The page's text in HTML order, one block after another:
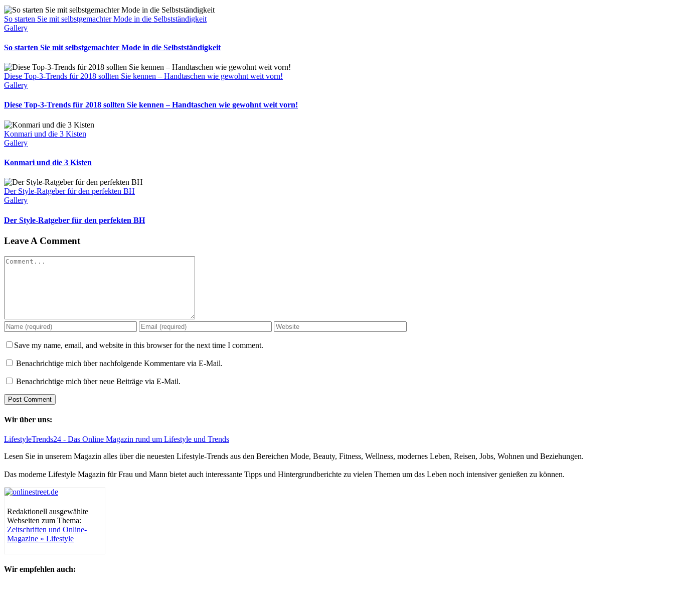
So starten Sie mit selbstgemachter Mode in die Selbstständigkeit
Gallery
So starten Sie mit selbstgemachter Mode in die Selbstständigkeit
Diese Top-3-Trends für 2018 sollten Sie kennen – Handtaschen wie gewohnt weit vorn!
Gallery
Diese Top-3-Trends für 2018 sollten Sie kennen – Handtaschen wie gewohnt weit vorn!
Konmari und die 3 Kisten
Gallery
Konmari und die 3 Kisten
Der Style-Ratgeber für den perfekten BH
Gallery
Der Style-Ratgeber für den perfekten BH
Leave A Comment
Comment
Save my name, email, and website in this browser for the next time I comment.
Benachrichtige mich über nachfolgende Kommentare via E-Mail.
Benachrichtige mich über neue Beiträge via E-Mail.
Wir über uns:
LifestyleTrends24 - Das Online Magazin rund um Lifestyle und Trends
Lesen Sie in unserem Magazin alles über die neuesten Lifestyle-Trends aus den Bereichen Mode, Beauty, Fitness, Wellness, modernes Leben, Reisen, Jobs, Wohnen und Beziehungen.
Das moderne Lifestyle Magazin für Frau und Mann bietet auch interessante Tipps und Hintergrundberichte zu vielen Themen um das Leben noch intensiver genießen zu können.
Redaktionell ausgewählte
Webseiten zum Thema:
Zeitschriften und Online-
Magazine » Lifestyle
Wir empfehlen auch: